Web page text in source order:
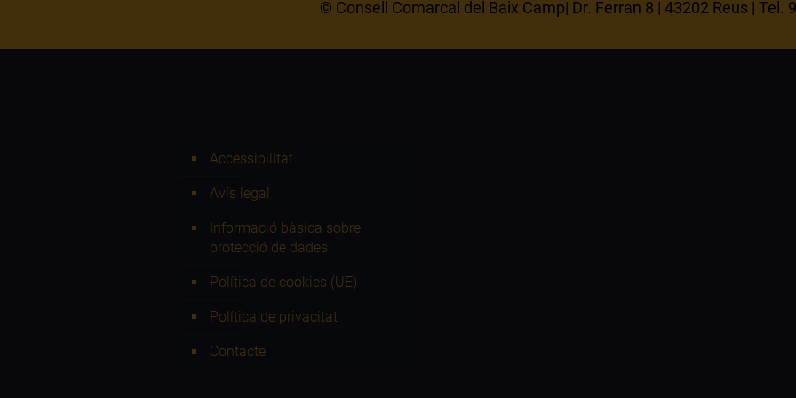
© Consell Comarcal del Baix Camp| Dr. Ferran 8 | 43202 Reus | Tel.
Accessibilitat
Avís legal
Informació bàsica sobre
protecció de dades
Política de cookies (UE)
Política de privacitat
Contacte